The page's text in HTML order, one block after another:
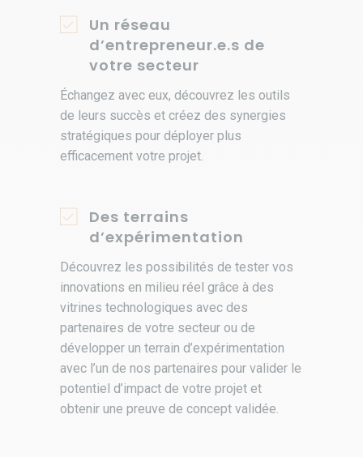
Un réseau
d’entrepreneur.e.s de
votre secteur
Échangez avec eux, découvrez les outils
de leurs succès et créez des synergies
stratégiques pour déployer plus
efficacement votre projet.
Des terrains
d’expérimentation
Découvrez les possibilités de tester vos
innovations en milieu réel grâce à des
vitrines technologiques avec des
partenaires de votre secteur ou de
développer un terrain d’expérimentation
avec l’un de nos partenaires pour valider le
potentiel d’impact de votre projet et
obtenir une preuve de concept validée.